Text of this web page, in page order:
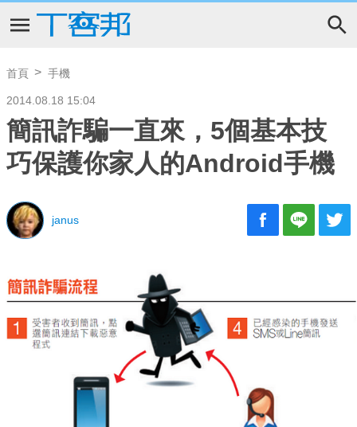
首頁 手機
2014.08.18 15:04
簡訊詐騙一直來，5個基本技
巧保護你家人的Android手機
janus